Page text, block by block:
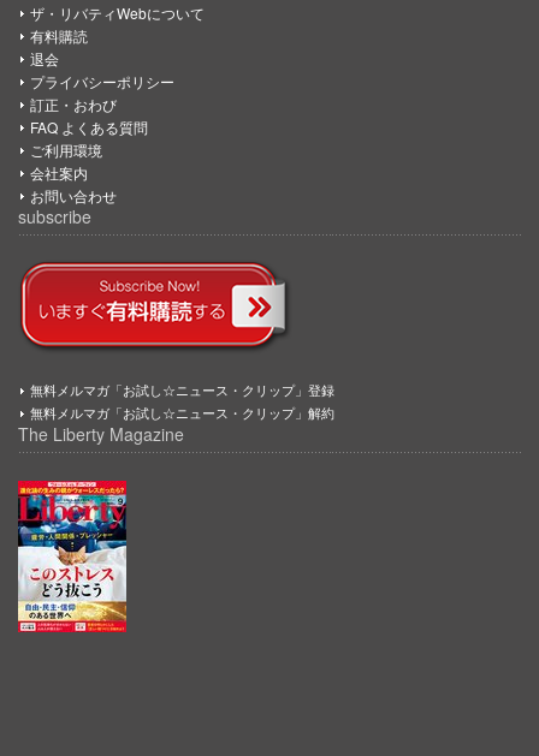
ザ・リバティWebについて
有料購読
退会
プライバシーポリシー
訂正・おわび
FAQ よくある質問
ご利用環境
会社案内
お問い合わせ
subscribe
無料メルマガ「お試し☆ニュース・クリップ」登録
無料メルマガ「お試し☆ニュース・クリップ」解約
The Liberty Magazine